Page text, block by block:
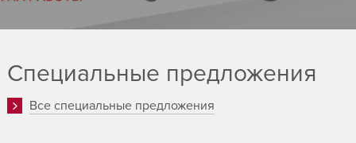
Специальные предложения
Все cпециальные предложения